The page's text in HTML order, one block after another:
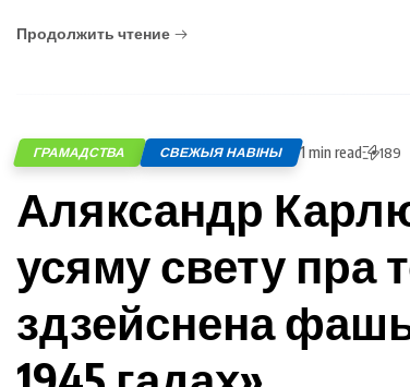
Продолжить чтение
ГРАМАДСТВА СВЕЖЫЯ НАВІНЫ 1 min read 189
Аляксандр
усяму свету пра
здзейснена